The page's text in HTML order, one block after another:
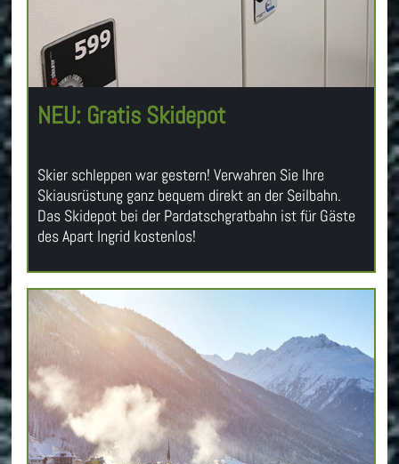
NEU: Gratis Skidepot
Skier schleppen war gestern! Verwahren Sie Ihre
Skiausrüstung ganz bequem direkt an der Seilbahn.
Das Skidepot bei der Pardatschgratbahn ist für Gäste
des Apart Ingrid kostenlos!